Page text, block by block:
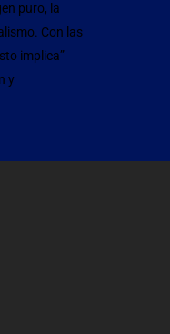
puro, la
Con las
implica”
y